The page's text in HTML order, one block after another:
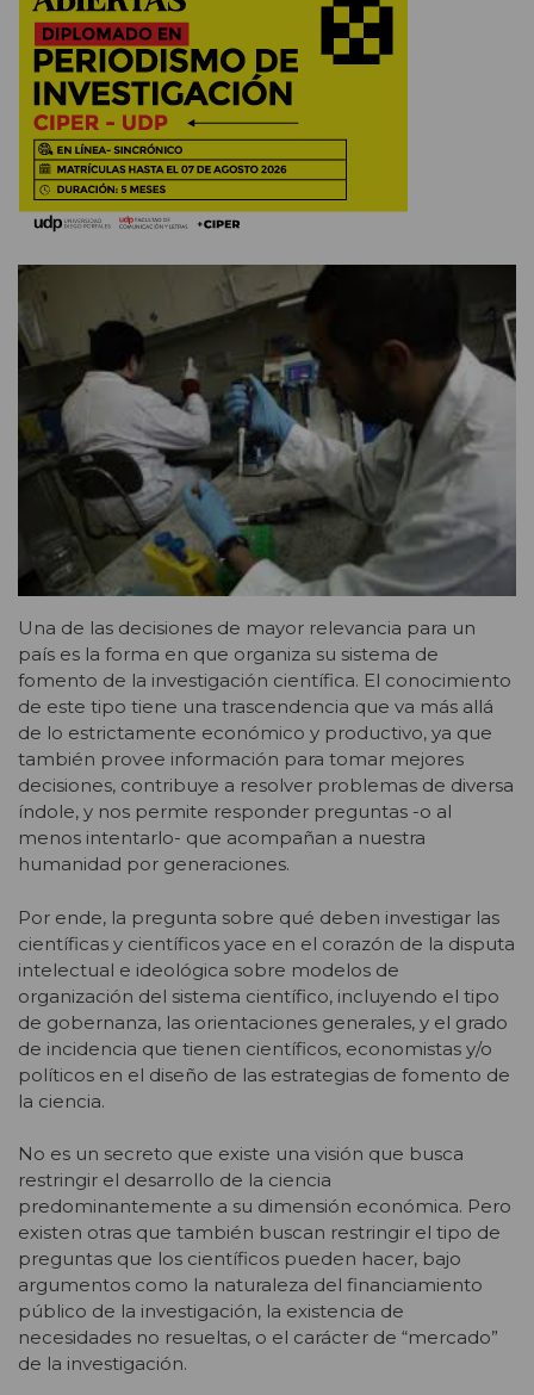
Una de las decisiones de mayor relevancia para un
país es la forma en que organiza su sistema de
fomento de la investigación científica. El conocimiento
de este tipo tiene una trascendencia que va más allá
de lo estrictamente económico y productivo, ya que
también provee información para tomar mejores
decisiones, contribuye a resolver problemas de diversa
índole, y nos permite responder preguntas -o al
menos intentarlo- que acompañan a nuestra
humanidad por generaciones.
Por ende, la pregunta sobre qué deben investigar las
científicas y científicos yace en el corazón de la disputa
intelectual e ideológica sobre modelos de
organización del sistema científico, incluyendo el tipo
de gobernanza, las orientaciones generales, y el grado
de incidencia que tienen científicos, economistas y/o
políticos en el diseño de las estrategias de fomento de
la ciencia.
No es un secreto que existe una visión que busca
restringir el desarrollo de la ciencia
predominantemente a su dimensión económica. Pero
existen otras que también buscan restringir el tipo de
preguntas que los científicos pueden hacer, bajo
argumentos como la naturaleza del financiamiento
público de la investigación, la existencia de
necesidades no resueltas, o el carácter de “mercado”
de la investigación.